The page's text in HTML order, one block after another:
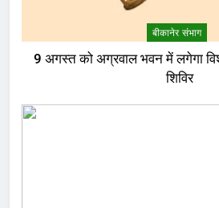
बीकानेर संभाग
9 अगस्त को अग्रवाल भवन में लगेगा
शिविर